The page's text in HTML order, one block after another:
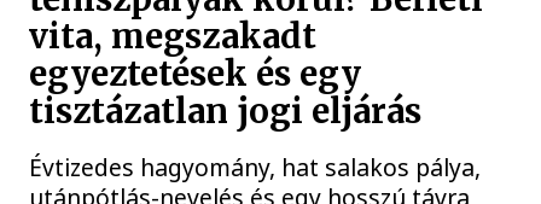
vita, megszakadt
egyeztetések és egy
tisztázatlan jogi eljárás
Évtizedes hagyomány, hat salakos pálya,